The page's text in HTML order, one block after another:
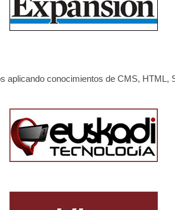
aplicando conocimientos de CMS, HTML,